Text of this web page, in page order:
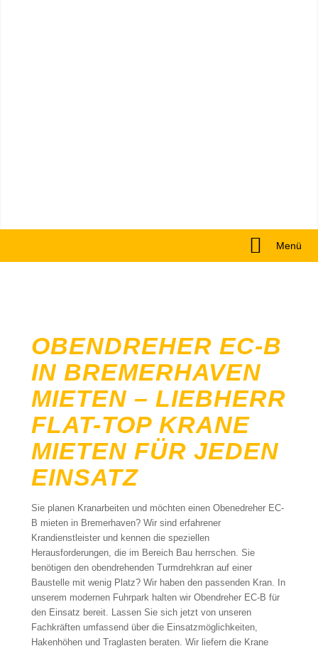
Menü
OBENDREHER EC-B
IN BREMERHAVEN
MIETEN – LIEBHERR
FLAT-TOP KRANE
MIETEN FÜR JEDEN
EINSATZ
Sie planen Kranarbeiten und möchten einen Obenedreher EC-
B mieten in Bremerhaven? Wir sind erfahrener
Krandienstleister und kennen die speziellen
Herausforderungen, die im Bereich Bau herrschen. Sie
benötigen den obendrehenden Turmdrehkran auf einer
Baustelle mit wenig Platz? Wir haben den passenden Kran. In
unserem modernen Fuhrpark halten wir Obendreher EC-B für
den Einsatz bereit. Lassen Sie sich jetzt von unseren
Fachkräften umfassend über die Einsatzmöglichkeiten,
Hakenhöhen und Traglasten beraten. Wir liefern die Krane